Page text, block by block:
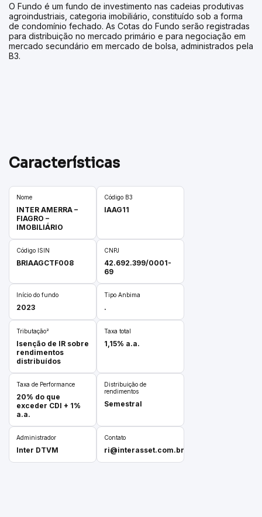
O Fundo é um fundo de investimento nas cadeias produtivas
agroindustriais, categoria imobiliário, constituído sob a forma
de condomínio fechado. As Cotas do Fundo serão registradas
para distribuição no mercado primário e para negociação em
mercado secundário em mercado de bolsa, administrados pela
B3.
Características
Nome
INTER AMERRA –
FIAGRO –
IMOBILIÁRIO
Código B3
IAAG11
Código ISIN
BRIAAGCTF008
CNPJ
42.692.399/0001-
69
Início do fundo
2023
Tipo Anbima
.
Tributação²
Isenção de IR sobre
rendimentos
distribuídos
Taxa total
1,15% a.a.
Taxa de Performance
20% do que
exceder CDI + 1%
a.a.
Distribuição de
rendimentos
Semestral
Administrador
Inter DTVM
Contato
ri@interasset.com.br